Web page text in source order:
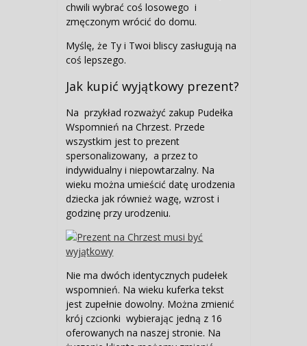
chwili wybrać coś losowego i
zmęczonym wrócić do domu.
Myślę, że Ty i Twoi bliscy zasługują na
coś lepszego.
Jak kupić wyjątkowy prezent?
Na przykład rozważyć zakup Pudełka
Wspomnień na Chrzest. Przede
wszystkim jest to prezent
spersonalizowany, a przez to
indywidualny i niepowtarzalny. Na
wieku można umieścić datę urodzenia
dziecka jak również wagę, wzrost i
godzinę przy urodzeniu.
Nie ma dwóch identycznych pudełek
wspomnień. Na wieku kuferka tekst
jest zupełnie dowolny. Można zmienić
krój czcionki wybierając jedną z 16
oferowanych na naszej stronie. Na